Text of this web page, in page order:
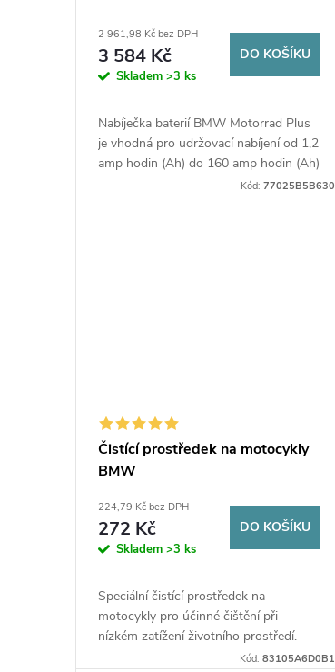
k
2 961,98 Kč bez DPH
3 584 Kč
Skladem >3 ks
DO KOŠÍKU
Nabíječka baterií BMW Motorrad Plus
je vhodná pro udržovací nabíjení od 1,2
amp hodin (Ah) do 160 amp hodin (Ah)
a pro optimalizované nabíjení 12V
Kód:77025B5B630
Čistící prostředek na motocykly
BMW
224,79 Kč bez DPH
272 Kč
Skladem >3 ks
DO KOŠÍKU
Speciální čistící prostředek na
motocykly pro účinné čištění při
nízkém zatížení životního prostředí.
Kód:83105A6D0B1